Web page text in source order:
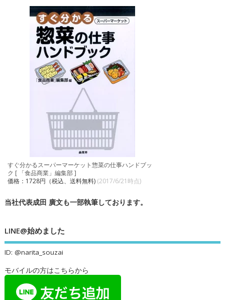
すぐ分かるスーパーマーケット惣菜の仕事ハンドブッ
ク [ 「食品商業」編集部 ]
価格：1728円（税込、送料無料) (2017/6/21時点)
当社代表成田 廣文も一部執筆しております。
LINE@始めました
ID: @narita_souzai
モバイルの方はこちらから